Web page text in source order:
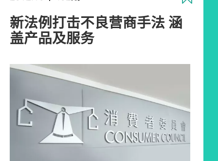
新法例打击不良营商手法 涵
盖产品及服务